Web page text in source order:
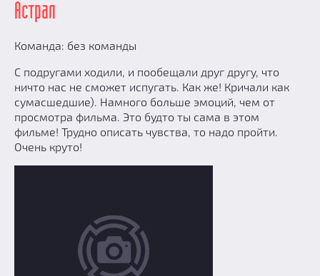
Астрал
Команда: без команды
С подругами ходили, и пообещали друг другу, что
ничто нас не сможет испугать. Как же! Кричали как
сумасшедшие). Намного больше эмоций, чем от
просмотра фильма. Это будто ты сама в этом
фильме! Трудно описать чувства, то надо пройти.
Очень круто!